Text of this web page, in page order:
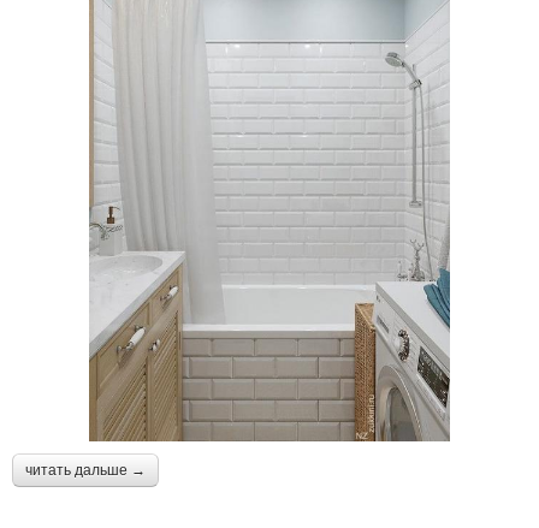
читать дальше →